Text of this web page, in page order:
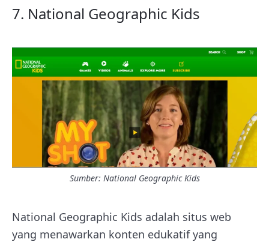
7. National Geographic Kids
Sumber: National Geographic Kids
National Geographic Kids adalah situs web
yang menawarkan konten edukatif yang